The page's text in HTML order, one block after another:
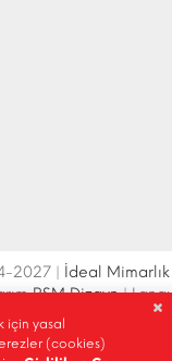
2027 | İdeal Mimarlık
RSM Dizayn|
Site Haritası Fuar
|Sosyal Medya Gizlilik
için yasal
(cookies)